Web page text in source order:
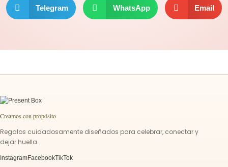
Telegram WhatsApp Email
Creamos con propósito
Regalos cuidadosamente diseñados para celebrar, conectar y
dejar huella.
InstagramFacebookTikTok